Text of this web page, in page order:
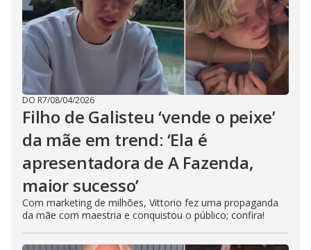
DO R7/08/04/2026
Filho de Galisteu ‘vende o peixe’
da mãe em trend: ‘Ela é
apresentadora de A Fazenda,
maior sucesso’
Com marketing de milhões, Vittorio fez uma propaganda
da mãe com maestria e conquistou o público; confira!